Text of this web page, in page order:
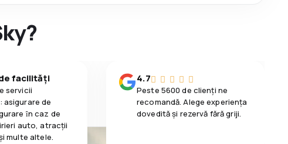
facilități
servicii
asigurare de
ȋn caz de
auto, atracții
multe altele.
4.7
Peste 5600 de clienți ne
recomandă. Alege experiența
dovedită și rezervă fără griji.